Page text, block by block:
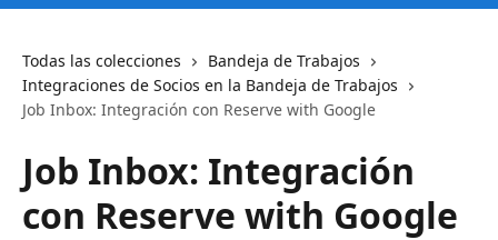
Todas las colecciones
Bandeja de Trabajos
Integraciones de Socios en la Bandeja de Trabajos
Job Inbox: Integración con Reserve with Google
Job Inbox: Integración
con Reserve with Google